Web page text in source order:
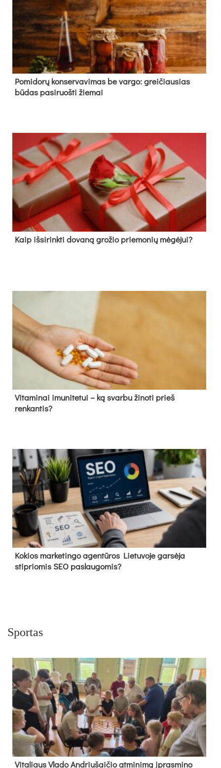
Pomidorų konservavimas be vargo: greičiausias
būdas pasiruošti žiemai
Kaip išsirinkti dovaną grožio priemonių mėgėjui?
Vitaminai imunitetui – ką svarbu žinoti prieš
renkantis?
Kokios marketingo agentūros Lietuvoje garsėja
stipriomis SEO paslaugomis?
Sportas
Vi­ta­liaus Vla­do And­riu­šai­čio at­mi­ni­mą įpras­mi­no